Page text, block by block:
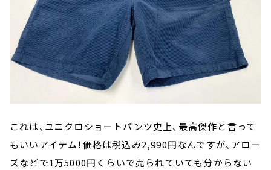
これは、ユニクロショートパンツ史上、最高傑作と言って
もいいアイテム！価格は税込み2,990円なんですが、アロー
ズなどで1万5000円くらいで売られていても分からない